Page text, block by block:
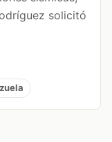
solicitó